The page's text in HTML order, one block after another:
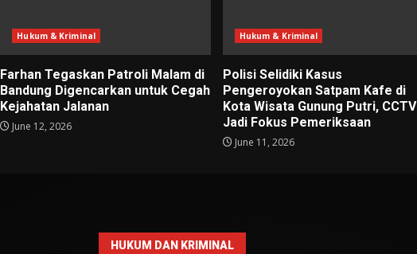
Hukum & Kriminal
Farhan Tegaskan Patroli Malam di
Bandung Digencarkan untuk Cegah
Kejahatan Jalanan
June 12, 2026
Hukum & Kriminal
Polisi Selidiki Kasus
Pengeroyokan Satpam Kafe di
Kota Wisata Gunung Putri, CCTV
Jadi Fokus Pemeriksaan
June 11, 2026
HUKUM DAN KRIMINAL